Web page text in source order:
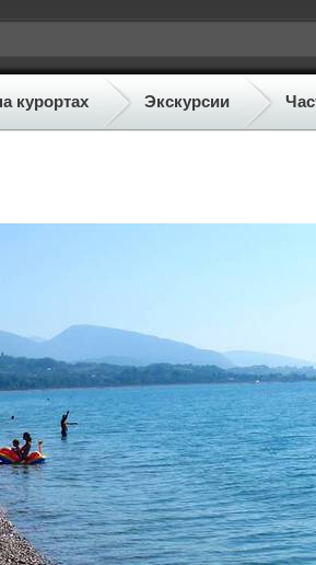
курортах Экскурсии